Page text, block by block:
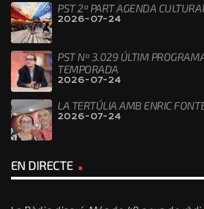
PST 2ª PART AGENDA
2026-07-24
PST Nº 3.029 ÚLTIM
TEMPORADA
2026-07-24
LA TERTÚLIA AMB ENRIC
2026-07-24
EN DIRECTE